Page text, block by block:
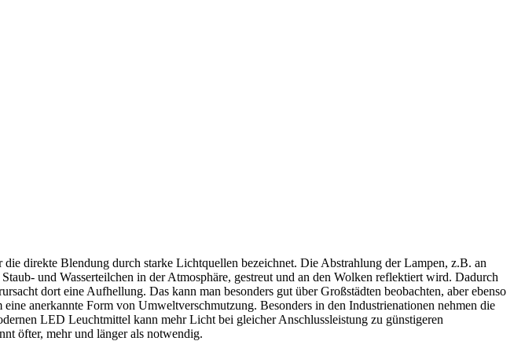
direkte Blendung durch starke Lichtquellen bezeichnet. Die Abstrahlung der Lampen, z.B. an
und Wasserteilchen in der Atmosphäre, gestreut und an den Wolken reflektiert wird. Dadurch
dort eine Aufhellung. Das kann man besonders gut über Großstädten beobachten, aber ebenso
anerkannte Form von Umweltverschmutzung. Besonders in den Industrienationen nehmen die
LED Leuchtmittel kann mehr Licht bei gleicher Anschlussleistung zu günstigeren
öfter, mehr und länger als notwendig.